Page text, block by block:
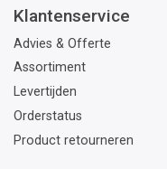
Klantenservice
Advies & Offerte
Assortiment
Levertijden
Orderstatus
Product retourneren